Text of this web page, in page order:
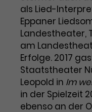
Zweck
eine
um
Name _gid
Anbieter
Laufzeit 3
Zweck
Wird
die
als Lied-
Eppaner
Landestheater,
am
Erfolge. 2017
Staatstheater
Leopold in Im
in der Spielzeit
ebenso an der